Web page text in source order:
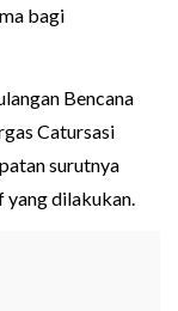
bagi
Bencana
Catursasi
surutnya
yang dilakukan.